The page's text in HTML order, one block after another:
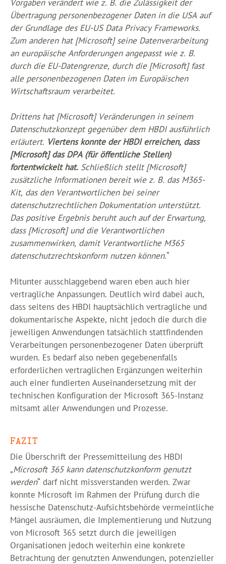
Vorgaben verändert wie z. B. die Zulässigkeit der
Übertragung personenbezogener Daten in die USA auf
der Grundlage des EU-US Data Privacy Frameworks.
Zum anderen hat [Microsoft] seine Datenverarbeitung
an europäische Anforderungen angepasst wie z. B.
durch die EU-Datengrenze, durch die [Microsoft] fast
alle personenbezogenen Daten im Europäischen
Wirtschaftsraum verarbeitet.
Drittens hat [Microsoft] Veränderungen in seinem
Datenschutzkonzept gegenüber dem HBDI ausführlich
erläutert. Viertens konnte der HBDI erreichen, dass
[Microsoft] das DPA (für öffentliche Stellen)
fortentwickelt hat. Schließlich stellt [Microsoft]
zusätzliche Informationen bereit wie z. B. das M365-
Kit, das den Verantwortlichen bei seiner
datenschutzrechtlichen Dokumentation unterstützt.
Das positive Ergebnis beruht auch auf der Erwartung,
dass [Microsoft] und die Verantwortlichen
zusammenwirken, damit Verantwortliche M365
datenschutzrechtskonform nutzen können.“
Mitunter ausschlaggebend waren eben auch hier
vertragliche Anpassungen. Deutlich wird dabei auch,
dass seitens des HBDI hauptsächlich vertragliche und
dokumentarische Aspekte, nicht jedoch die durch die
jeweiligen Anwendungen tatsächlich stattfindenden
Verarbeitungen personenbezogener Daten überprüft
wurden. Es bedarf also neben gegebenenfalls
erforderlichen vertraglichen Ergänzungen weiterhin
auch einer fundierten Auseinandersetzung mit der
technischen Konfiguration der Microsoft 365-Instanz
mitsamt aller Anwendungen und Prozesse.
FAZIT
Die Überschrift der Pressemitteilung des HBDI
„Microsoft 365 kann datenschutzkonform genutzt
werden“ darf nicht missverstanden werden. Zwar
konnte Microsoft im Rahmen der Prüfung durch die
hessische Datenschutz-Aufsichtsbehörde vermeintliche
Mängel ausräumen, die Implementierung und Nutzung
von Microsoft 365 setzt durch die jeweiligen
Organisationen jedoch weiterhin eine konkrete
Betrachtung der genutzten Anwendungen, potenzieller